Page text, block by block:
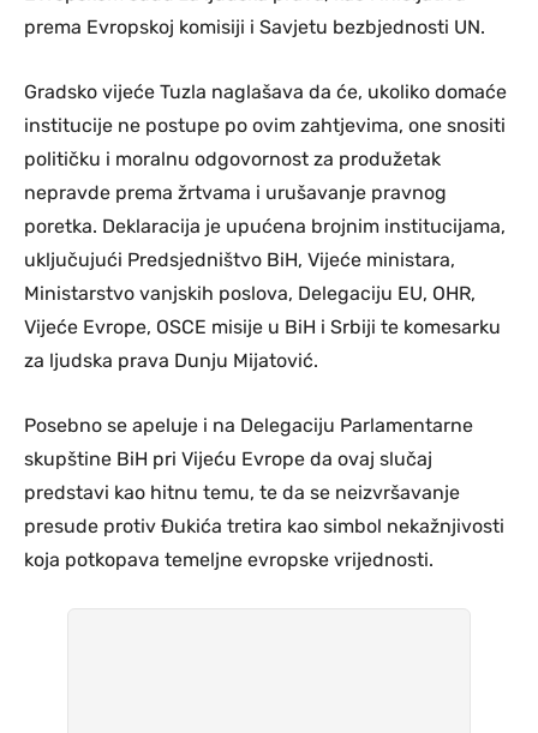
prema Evropskoj komisiji i Savjetu bezbjednosti UN.
Gradsko vijeće Tuzla naglašava da će, ukoliko domaće
institucije ne postupe po ovim zahtjevima, one snositi
političku i moralnu odgovornost za produžetak
nepravde prema žrtvama i urušavanje pravnog
poretka. Deklaracija je upućena brojnim institucijama,
uključujući Predsjedništvo BiH, Vijeće ministara,
Ministarstvo vanjskih poslova, Delegaciju EU, OHR,
Vijeće Evrope, OSCE misije u BiH i Srbiji te komesarku
za ljudska prava Dunju Mijatović.
Posebno se apeluje i na Delegaciju Parlamentarne
skupštine BiH pri Vijeću Evrope da ovaj slučaj
predstavi kao hitnu temu, te da se neizvršavanje
presude protiv Đukića tretira kao simbol nekažnjivosti
koja potkopava temeljne evropske vrijednosti.